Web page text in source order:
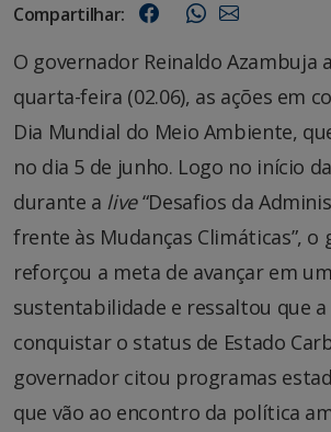
Compartilhar:
O governador Reinaldo Azambuja
quarta-feira (02.06), as ações em
Dia Mundial do Meio Ambiente,
no dia 5 de junho. Logo no início
durante a live“Desafios da
frente às Mudanças Climáticas”, o
reforçou a meta de avançar em
sustentabilidade e ressaltou que a
conquistar o status de Estado
governador citou programas
que vão ao encontro da política